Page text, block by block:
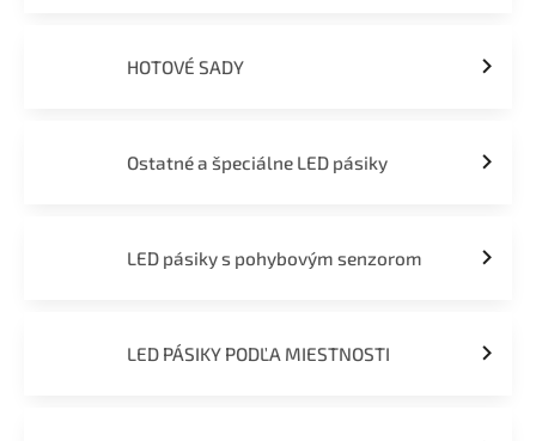
HOTOVÉ SADY
Ostatné a špeciálne LED pásiky
LED pásiky s pohybovým senzorom
LED PÁSIKY PODĽA MIESTNOSTI